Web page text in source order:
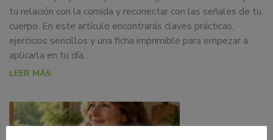
tu relación con la comida y reconectar con las señales de tu
cuerpo. En este artículo encontrarás claves prácticas,
ejercicios sencillos y una ficha imprimible para empezar a
aplicarla en tu día…
LEER MÁS